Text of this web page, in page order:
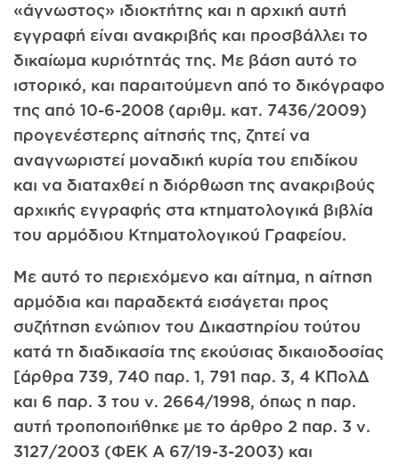
«άγνωστος» ιδιοκτήτης και η αρχική αυτή
εγγραφή είναι ανακριβής και προσβάλλει το
δικαίωμα κυριότητάς της. Με βάση αυτό το
ιστορικό, και παραιτούμενη από το δικόγραφο
της από 10-6-2008 (αριθμ. κατ. 7436/2009)
προγενέστερης αίτησής της, ζητεί να
αναγνωριστεί μοναδική κυρία του επιδίκου
και να διαταχθεί η διόρθωση της ανακριβούς
αρχικής εγγραφής στα κτηματολογικά βιβλία
του αρμόδιου Κτηματολογικού Γραφείου.
Με αυτό το περιεχόμενο και αίτημα, η αίτηση
αρμόδια και παραδεκτά εισάγεται προς
συζήτηση ενώπιον του Δικαστηρίου τούτου
κατά τη διαδικασία της εκούσιας δικαιοδοσίας
[άρθρα 739, 740 παρ. 1, 791 παρ. 3, 4 ΚΠολΔ
και 6 παρ. 3 του ν. 2664/1998, όπως η παρ.
αυτή τροποποιήθηκε με το άρθρο 2 παρ. 3 ν.
3127/2003 (ΦΕΚ A 67/19-3-2003) και